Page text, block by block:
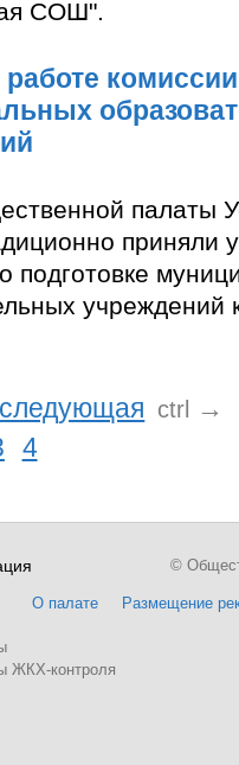
СОШ".
работе
палаты
приняли
подготовке
учреждений
следующая ctrl
→
4
ЖКХ-контроля
О палате Размещение
©